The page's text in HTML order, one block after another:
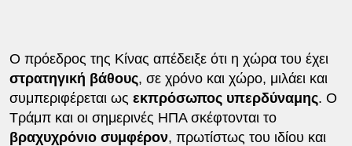
Ο πρόεδρος της Κίνας απέδειξε ότι η χώρα του έχει
στρατηγική βάθους, σε χρόνο και χώρο, μιλάει και
συμπεριφέρεται ως εκπρόσωπος υπερδύναμης. Ο
Τράμπ και οι σημερινές ΗΠΑ σκέφτονται το
βραχυχρόνιο συμφέρον, πρωτίστως του ιδίου και